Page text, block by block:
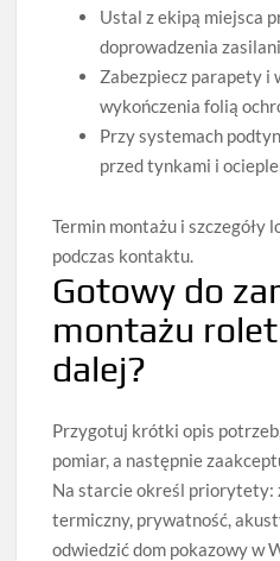
Ustal z ekipą miejsca
doprowadzenia
Zabezpiecz parapety i
wykończenia folią
Przy systemach
przed tynkami i
Termin montażu i szczegóły
podczas kontaktu.
Gotowy do
montażu
dalej?
Przygotuj krótki opis
pomiar, a następnie
Na starcie określ priorytety:
termiczny, prywatność,
odwiedzić dom pokazowy w